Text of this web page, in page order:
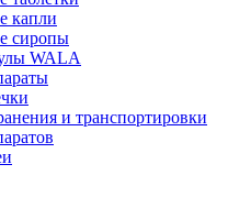
капли
сиропы
WALA
и транспортировки